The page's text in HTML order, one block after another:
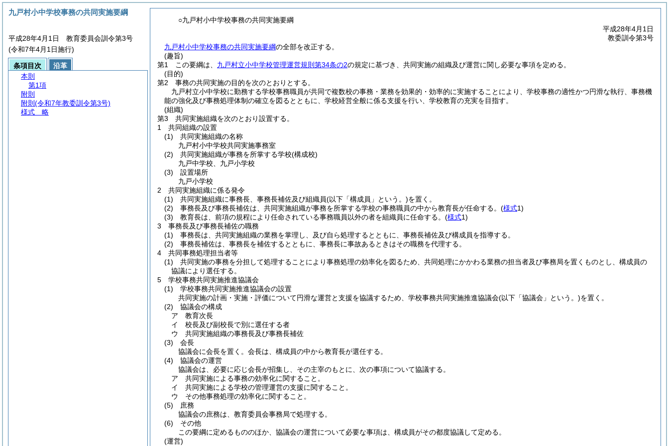
○九戸村小中学校事務の共同実施要綱
平成28年4月1日
教委訓令第3号
九戸村小中学校事務の共同実施要綱の全部を改正する。
(趣旨)
第1 この要綱は、 九戸村立小中学校管理運営規則第34条の2の規定に基づき、共同実施の組織及び運営に関し必要な事項を定める。
(目的)
第2 事務の共同実施の目的を次のとおりとする。
九戸村立小中学校に勤務する学校事務職員が共同で複数校の事務・業務を効果的・効率的に実施することにより、学校事務の適性かつ円滑な執行、事務機
能の強化及び事務処理体制の確立を図るとともに、学校経営全般に係る支援を行い、学校教育の充実を目指す。
(組織)
第3 共同実施組織を次のとおり設置する。
1 共同組織の設置
(1) 共同実施組織の名称
九戸村小中学校共同実施事務室
(2) 共同実施組織が事務を所掌する学校(構成校)
九戸中学校、九戸小学校
(3) 設置場所
九戸小学校
2 共同実施組織に係る発令
(1) 共同実施組織に事務長、事務長補佐及び組織員(以下「構成員」という。)を置く。
(2) 事務長及び事務長補佐は、共同実施組織が事務を所掌する学校の事務職員の中から教育長が任命する。 (様式1)
(3) 教育長は、前項の規程により任命されている事務職員以外の者を組織員に任命する。 (様式1)
3 事務長及び事務長補佐の職務
(1) 事務長は、共同実施組織の業務を掌理し、及び自ら処理するとともに、事務長補佐及び構成員を指導する。
(2) 事務長補佐は、事務長を補佐するとともに、事務長に事故あるときはその職務を代理する。
4 共同事務処理担当者等
(1) 共同実施の事務を分担して処理することにより事務処理の効率化を図るため、共同処理にかかわる業務の担当者及び事務局を置くものとし、構成員の
協議により選任する。
5 学校事務共同実施推進協議会
(1) 学校事務共同実施推進協議会の設置
共同実施の計画・実施・評価について円滑な運営と支援を協議するため、学校事務共同実施推進協議会(以下「協議会」という。)を置く。
(2) 協議会の構成
ア 教育次長
イ 校長及び副校長で別に選任する者
ウ 共同実施組織の事務長及び事務長補佐
(3) 会長
協議会に会長を置く。会長は、構成員の中から教育長が選任する。
(4) 協議会の運営
協議会は、必要に応じ会長が招集し、その主宰のもとに、次の事項について協議する。
ア 共同実施による事務の効率化に関すること。
イ 共同実施による学校の管理運営の支援に関すること。
ウ その他事務処理の効率化に関すること。
(5) 庶務
協議会の庶務は、教育委員会事務局で処理する。
(6) その他
この要綱に定めるもののほか、協議会の運営について必要な事項は、構成員がその都度協議して定める。
(運営)
九戸村小中学校事務の共同実施要綱
平成28年4月1日 教育委員会訓令第3号
(令和7年4月1日施行)
条項目次
沿革
本則
第1項
附則
附則 (令和7年教委訓令第3号)
様式 略